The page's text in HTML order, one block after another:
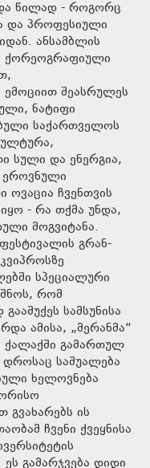
წილად - როგორც
და პროფესიული
ანსამბლის
ქორეოგრაფიული
შეასრულეს
ნატიფი
საქართველოს
სული და ენერგია,
ეროვნული
ჩვენთვის
- რა თქმა უნდა,
მოგვიტანა.
გრან-
სპეციალური
რომ
სამსუნისა
ამისა, „მერანმა“
ქალაქში გამართულ
საშუალება
ხელოვნება
გვახარებს ის
ჩვენი ქვეყნისა
გამარჯვება დიდი